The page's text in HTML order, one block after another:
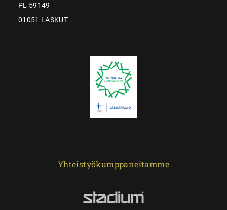
PL 59149
01051 LASKUT
Yhteistyökumppaneitamme